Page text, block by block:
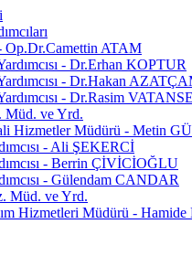
Op.Dr.Camettin ATAM
- Dr.Erhan KOPTUR
- Dr.Hakan
- Dr.Rasim
Müd. ve Yrd.
Hizmetler Müdürü - Metin
- Ali ŞEKERCİ
- Berrin ÇİVİCİOĞLU
- Gülendam CANDAR
Müd. ve Yrd.
Hizmetleri Müdürü -